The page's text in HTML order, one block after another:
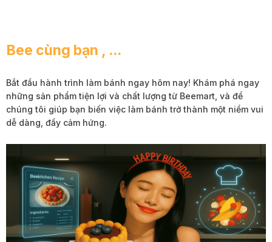
Bee cùng bạn , ...
Bắt đầu hành trình làm bánh ngay hôm nay! Khám phá ngay
những sản phẩm tiện lợi và chất lượng từ Beemart, và để
chúng tôi giúp bạn biến việc làm bánh trở thành một niềm vui
dễ dàng, đầy cảm hứng.